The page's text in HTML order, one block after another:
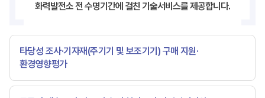
화력발전소 전 수명기간에 걸친 기술서비스를 제공합니다.
타당성 조사·기자재(주기기 및 보조기기) 구매 지원·
환경영향평가